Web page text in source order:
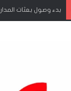
إشراقات الجمعة